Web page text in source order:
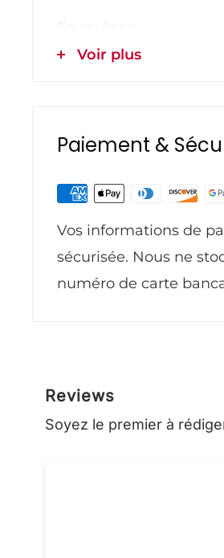
En rouleau.
Fils de coupe ronds,
épaisseur de fil.
ref0000-930-2287
Voir plus
Paiement &
Vos informations de
sécurisée. Nous ne
numéro de carte
Reviews
Soyez le premier à